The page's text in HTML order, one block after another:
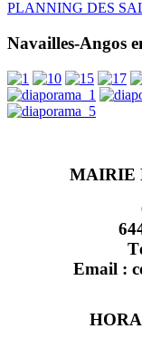
PLANNING DES
Navailles-Angos
MAIRIE
Email :